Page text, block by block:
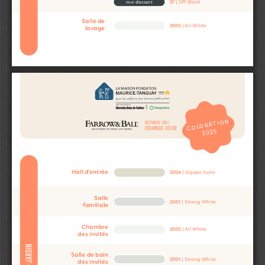
2005 | All White
Salle de
lavage
mur d’accent
DISPONIBLE CHEZ
CÉRAMIQUE DÉCOR COLORATION
2025
2001 | Strong White
2001 | Strong White
Salle
familiale
Chambre
des invités
2005 | All White
Salle de bain
des invités
Hall d’entrée 2004 | Slipper Satin